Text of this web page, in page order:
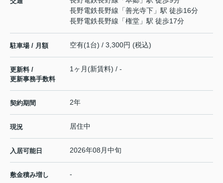
長野電鉄長野線 「善光寺下 」駅 徒歩16分
長野電鉄長野線 「権堂 」駅 徒歩17分
駐車場 / 月額 空有(1台) / 3,300円 (税込)
更新料 /
更新事務手数料
1ヶ月(新賃料) / -
契約期間 2年
現況 居住中
入居可能日 2026年08月中旬
敷金積み増し -